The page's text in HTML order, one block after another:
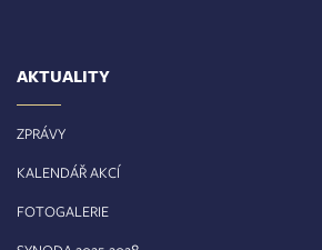
AKTUALITY
ZPRÁVY
KALENDÁŘ AKCÍ
FOTOGALERIE